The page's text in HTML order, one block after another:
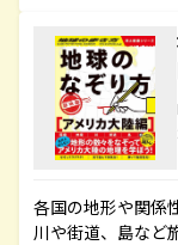
各国の地形や関係
川や街道、島など